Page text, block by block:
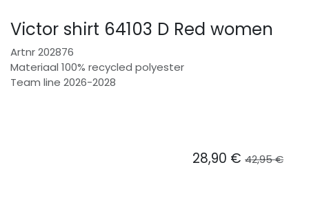
Victor shirt 64103 D Red women
Artnr 202876
Materiaal 100% recycled polyester
Team line 2026-2028
28,90 € 42,95€